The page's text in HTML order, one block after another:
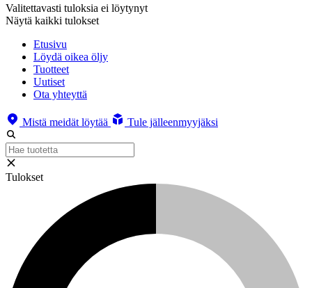
Valitettavasti tuloksia ei löytynyt
Näytä kaikki tulokset
Etusivu
Löydä oikea öljy
Tuotteet
Uutiset
Ota yhteyttä
Mistä meidät löytää Tule jälleenmyyjäksi
Tulokset